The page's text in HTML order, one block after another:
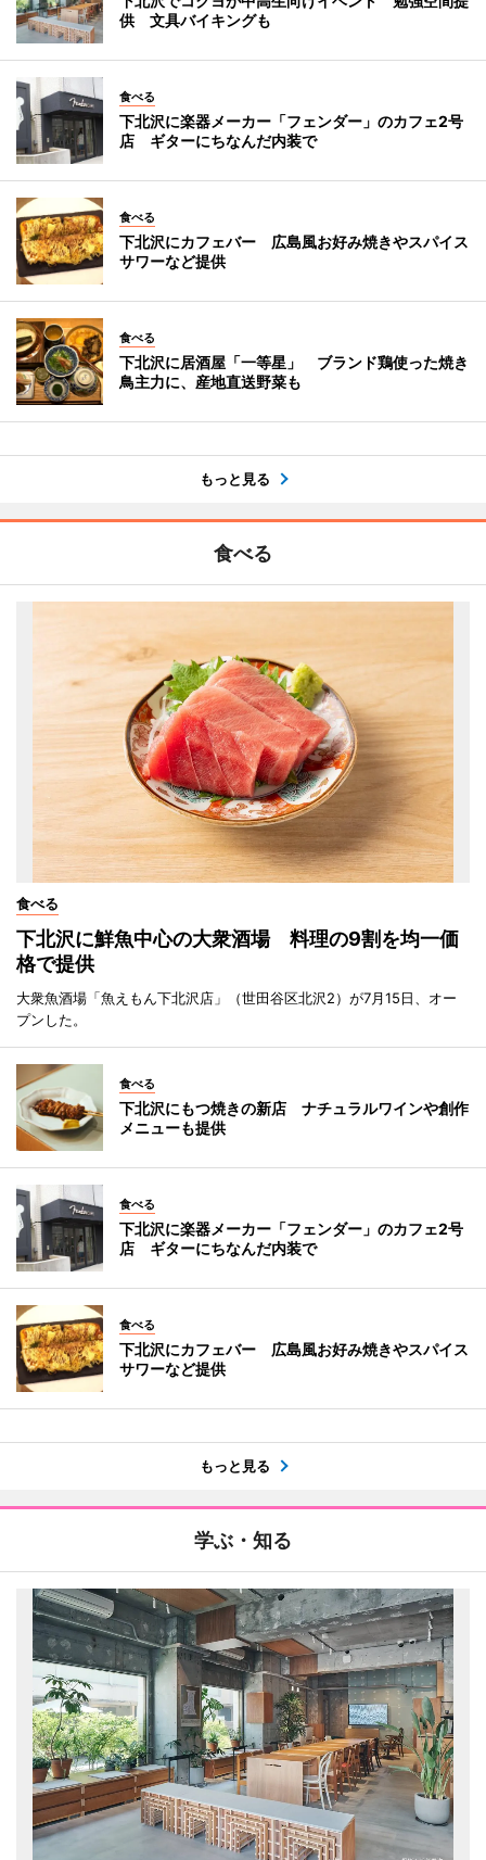
供 文具バイキングも
食べる
下北沢に楽器メーカー「フェンダー」のカフェ2号
店 ギターにちなんだ内装で
食べる
下北沢にカフェバー 広島風お好み焼きやスパイス
サワーなど提供
食べる
下北沢に居酒屋「一等星」 ブランド鶏使った焼き
鳥主力に、産地直送野菜も
もっと見る
食べる
食べる
下北沢に鮮魚中心の大衆酒場 料理の9割を均一価
格で提供
大衆魚酒場「魚えもん下北沢店」（世田谷区北沢2）が7月15日、オー
プンした。
食べる
下北沢にもつ焼きの新店 ナチュラルワインや創作
メニューも提供
食べる
下北沢に楽器メーカー「フェンダー」のカフェ2号
店 ギターにちなんだ内装で
食べる
下北沢にカフェバー 広島風お好み焼きやスパイス
サワーなど提供
もっと見る
学ぶ・知る